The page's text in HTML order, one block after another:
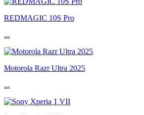
REDMAGIC 10S Pro
...
Motorola Razr Ultra 2025
...